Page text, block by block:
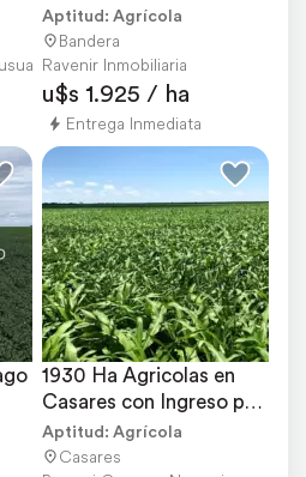
Aptitud: Agrícola
Bandera
Ravenir Inmobiliaria
u$s 1.925 / ha
Entrega Inmediata
1930 Ha Agricolas en
Casares con Ingreso por
RN34 y RP13
Aptitud: Agrícola
Casares